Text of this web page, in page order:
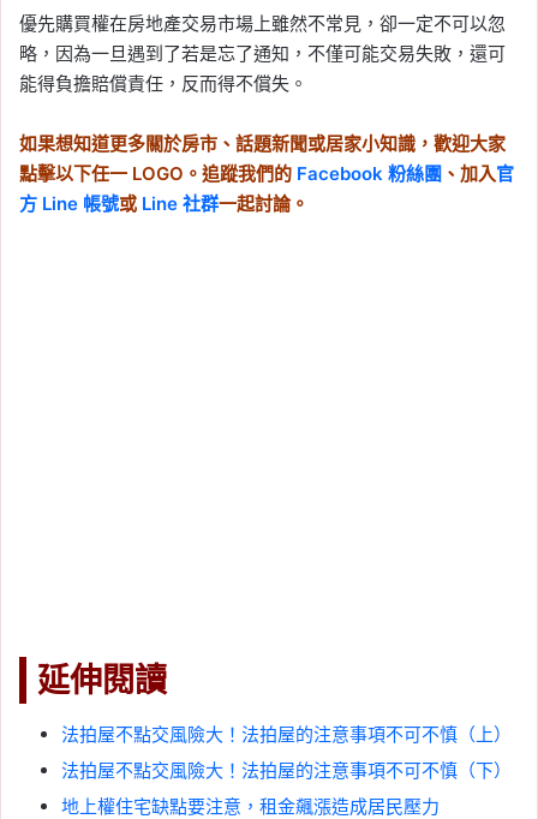
優先購買權在房地產交易市場上雖然不常見，卻一定不可以忽
略，因為一旦遇到了若是忘了通知，不僅可能交易失敗，還可
能得負擔賠償責任，反而得不償失。
如果想知道更多關於房市、話題新聞或居家小知識，歡迎大家
點擊以下任一 LOGO。追蹤我們的 Facebook 粉絲團 、加入官
方 Line 帳號或 Line 社群一起討論。
延伸閱讀
法拍屋不點交風險大！法拍屋的注意事項不可不慎（上）
法拍屋不點交風險大！法拍屋的注意事項不可不慎（下）
地上權住宅缺點要注意，租金飆漲造成居民壓力